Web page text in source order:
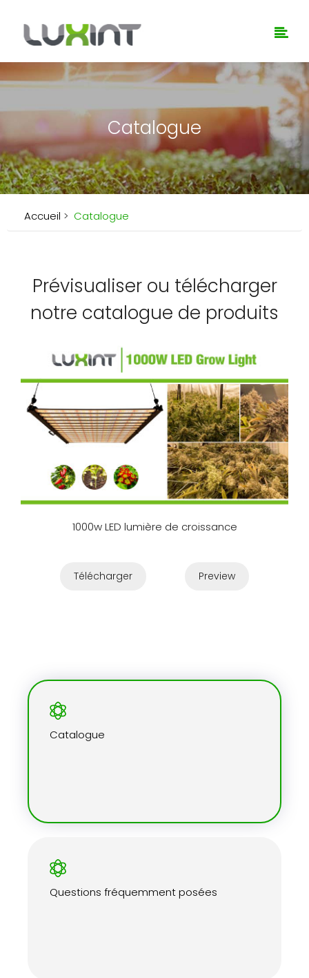
Catalogue
Accueil > Catalogue
Prévisualiser ou télécharger
notre catalogue de produits
1000w LED lumière de croissance
Télécharger Preview
Catalogue
Questions fréquemment posées